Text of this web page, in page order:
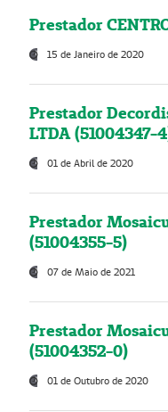
Prestador
15 de Janeiro de 2020
Prestador
LTDA (51004347-
01 de Abril de 2020
Prestador
(51004355-5)
07 de Maio de 2021
Prestador
(51004352-0)
01 de Outubro de 2020